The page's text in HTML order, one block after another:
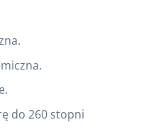
do 260 stopni